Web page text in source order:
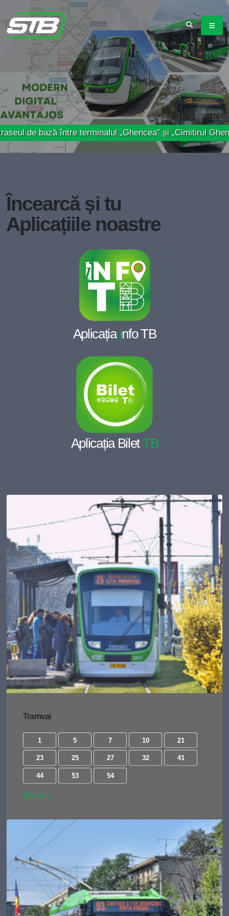
între terminalul „Ghencea” și „Cimitirul Ghencea 3”
Încearcă și tu
Aplicațiile noastre
Aplicația info TB
Aplicația BiletTB
Tramvai
1 5 7 10 21
23 25 27 32 41
44 53 54
Vezi tot